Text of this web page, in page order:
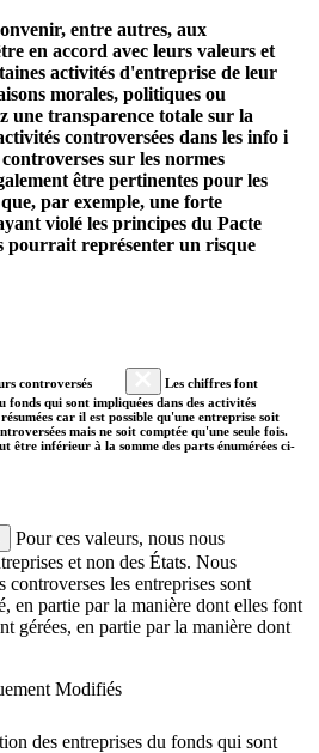
entre autres, aux
en accord avec leurs valeurs et
activités d'entreprise de leur
morales, politiques ou
une transparence totale sur la
controversées dans les info i
sur les normes
être pertinentes pour les
par exemple, une forte
violé les principes du Pacte
pourrait représenter un risque
controversés
Les chiffres font
fonds qui sont impliquées dans des activités
car il est possible qu'une entreprise soit
mais ne soit comptée qu'une seule fois.
être inférieur à la somme des parts énumérées ci-
Pour ces valeurs, nous nous
et non des États. Nous
les entreprises sont
en partie par la manière dont elles font
gérées, en partie par la manière dont
Modifiés
des entreprises du fonds qui sont